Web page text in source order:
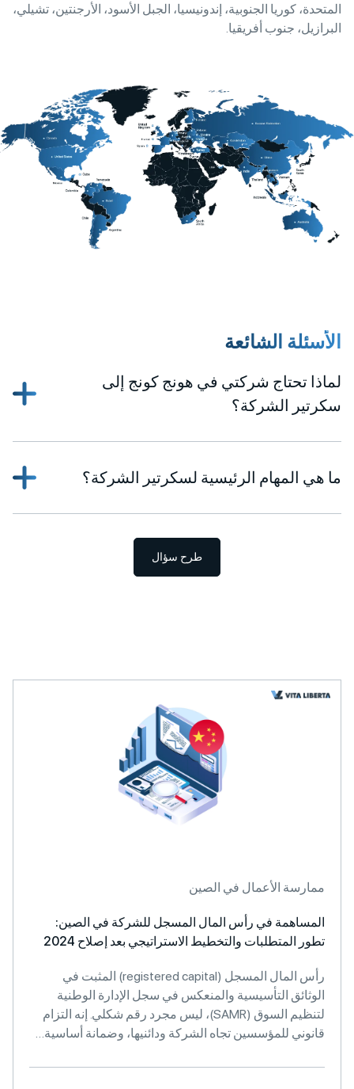
الجنوبية، إندونيسيا، الجبل الأسود، الأرجنتين، تشيلي،
جنوب أفريقيا.
الشائعة
شركتي في هونج كونج إلى
الشركة؟
الرئيسية لسكرتير الشركة؟
الأعمال في الصين
في رأس المال المسجل للشركة في الصين:
والتخطيط الاستراتيجي بعد إصلاح 2024
رأس المال المسجل (registered capital) المثبت في
التأسيسية والمنعكس في سجل الإدارة الوطنية
لتنظيم السوق (SAMR)، ليس مجرد رقم شكلي. إنه التزام
للمؤسسين تجاه الشركة ودائنيها، وضمانة أساسية…